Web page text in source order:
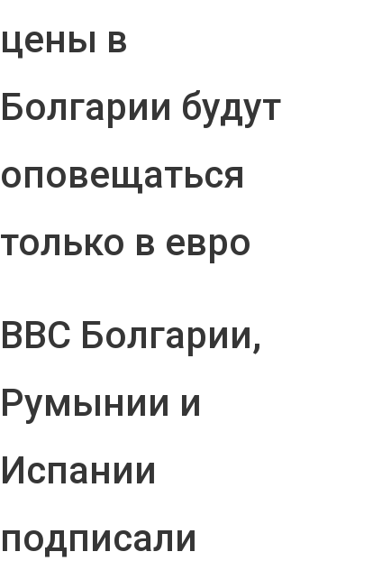
цены в
Болгарии будут
оповещаться
только в евро
ВВС Болгарии,
Румынии и
Испании
подписали